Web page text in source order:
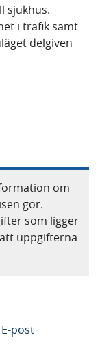
sjukhus.
i trafik samt
delgiven
om
gör.
som ligger
uppgifterna
E-post